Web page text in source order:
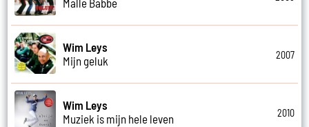
Malle Babbe
Wim Leys
Mijn geluk
2007
Wim Leys
Muziek is mijn hele leven
2010